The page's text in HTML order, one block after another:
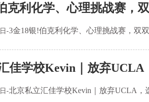
克利化学、心理挑战赛，
-3金18银!伯克利化学、心理挑战赛，双
佳学校Kevin｜放弃UCLA
-北京私立汇佳学校Kevin｜放弃UCLA